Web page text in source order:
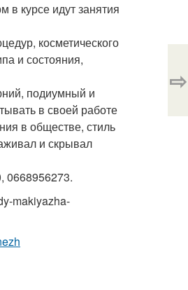
в курсе идут занятия
косметического
и состояния,
подиумный и
в своей работе
в обществе, стиль
и скрывал
0668956273.
makiyazha-
⇨